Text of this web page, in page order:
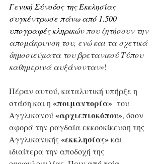
Γενική Σύνοδος της Εκκλησίας
συγκέντρωσε πάνω από 1.500
υπογραφές κληρικών που ζητήσουν την
απομάκρυνση του, ενώ και τα σχετικά
δημοσιεύματα του βρετανικού Τύπου
καθημερινά αυξάνονταν»!
Πέραν αυτού, καταλυτική υπήρξε η
στάση και η «ποιμαντορία» του
Αγγλικανού «αρχιεπισκόπου», όσον
αφορά την ραγδαία εκκοσκίκευση της
Αγγλικανικής «εκκλησίας» και
ιδιαίτερα την αποδοχή της